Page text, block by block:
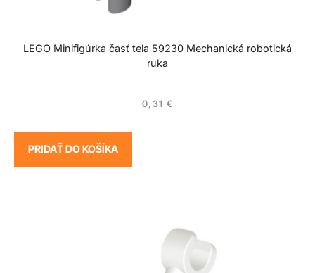
LEGO Minifigúrka časť tela 59230 Mechanická robotická
ruka
0,31 €
PRIDAŤ DO KOŠÍKA